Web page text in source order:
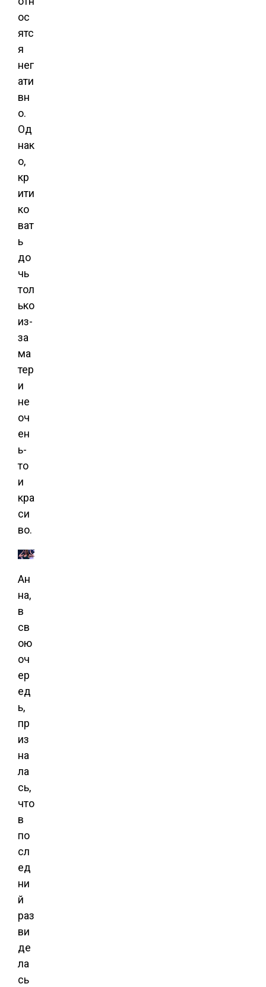
ос
ятс
я
нег
ати
вн
о.
Од
нак
о,
кр
ити
ко
ват
ь
до
чь
тол
ько
из-
за
ма
тер
и
не
оч
ен
ь-
то
и
кра
си
во.
Ан
на,
в
св
ою
оч
ер
ед
ь,
пр
из
на
ла
сь,
что
в
по
сл
ед
ни
й
раз
ви
де
ла
сь